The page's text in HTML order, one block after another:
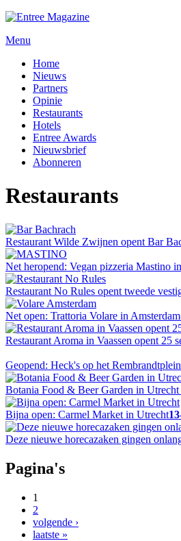
Menu
Home
Nieuws
Partners
Opinie
Restaurants
Hotels
Entree Awards
Nieuwsbrief
Abonneren
Restaurants
Restaurant Wilde Zwijnen opent Bar
Net heropend: Vegan pizzeria Mastino
Restaurant No Rules opent tweede
Net open: Trattoria Volare in
Restaurant Aroma in Vaassen opent 25
Geopend: Heck's op het
Botania Food & Beer Garden in Utrecht
Bijna open: Carmel Market in Utrecht
Deze nieuwe horecazaken gingen
Pagina's
1
2
volgende ›
laatste »